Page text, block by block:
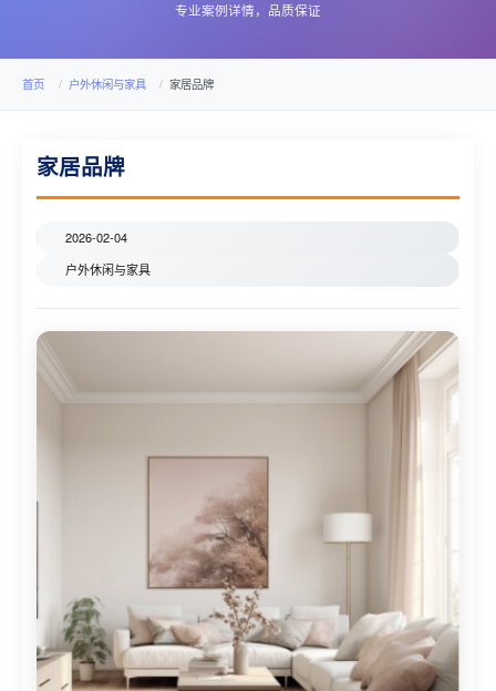
专业案例详情，品质保证
首页 户外休闲与家具 家居品牌
家居品牌
2026-02-04
户外休闲与家具